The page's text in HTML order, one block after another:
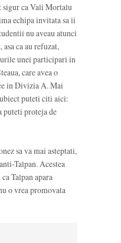
ca Vali Mortalu
echipa invitata sa ii
nu aveau atunci
ca au refuzat,
unei participari in
care avea o
in Divizia A. Mai
puteti citi aici:
puteti proteja de
sa va mai asteptati,
Talpan. Acestea
Talpan apara
o vrea promovata